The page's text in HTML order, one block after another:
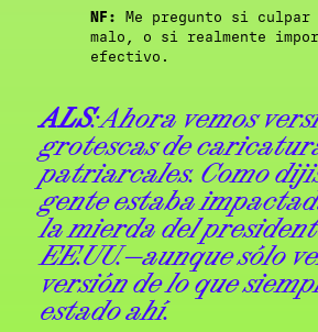
NF:
Me pregunto si culpar
malo, o si realmente
efectivo.
ALS: Ahora vemos
grotescas de
patriarcales. Como
gente estaba
la mierda del
EE.UU.—aunque sólo
versión de lo que
estado ahí.